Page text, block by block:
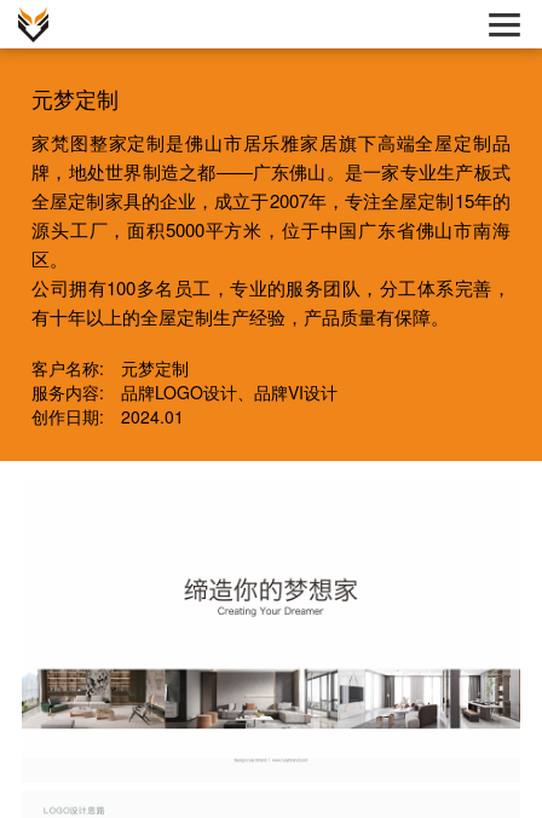
元梦定制
家梵图整家定制是佛山市居乐雅家居旗下高端全屋定制品
牌，地处世界制造之都——广东佛山。是一家专业生产板式
全屋定制家具的企业，成立于2007年，专注全屋定制15年的
源头工厂，面积5000平方米，位于中国广东省佛山市南海
区。
公司拥有100多名员工，专业的服务团队，分工体系完善，
有十年以上的全屋定制生产经验，产品质量有保障。
客户名称: 元梦定制
服务内容: 品牌LOGO设计、品牌VI设计
创作日期: 2024.01